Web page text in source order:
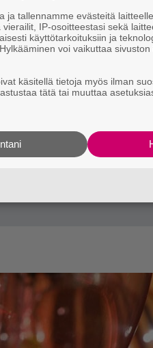
ja tallennamme evästeitä
IP-osoitteestasi sekä
käyttötarkoituksiin ja
voi vaikuttaa
käsitellä tietoja myös ilman
tätä tai muuttaa